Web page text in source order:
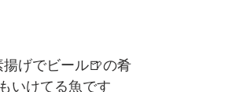
げでビール🍺の肴
いけてる魚です